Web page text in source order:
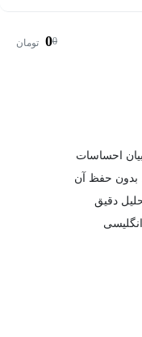
0
0 تومان
احساسات
بدون حفظ آن
دقیق